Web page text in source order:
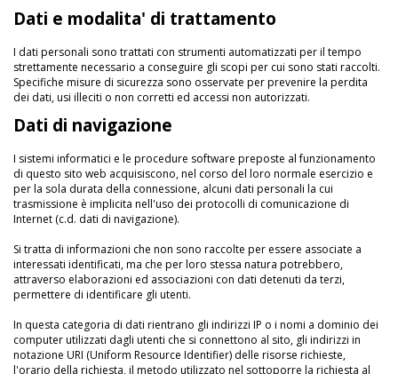
Dati e modalita' di trattamento
I dati personali sono trattati con strumenti automatizzati per il tempo
strettamente necessario a conseguire gli scopi per cui sono stati raccolti.
Specifiche misure di sicurezza sono osservate per prevenire la perdita
dei dati, usi illeciti o non corretti ed accessi non autorizzati.
Dati di navigazione
I sistemi informatici e le procedure software preposte al funzionamento
di questo sito web acquisiscono, nel corso del loro normale esercizio e
per la sola durata della connessione, alcuni dati personali la cui
trasmissione è implicita nell'uso dei protocolli di comunicazione di
Internet (c.d. dati di navigazione).
Si tratta di informazioni che non sono raccolte per essere associate a
interessati identificati, ma che per loro stessa natura potrebbero,
attraverso elaborazioni ed associazioni con dati detenuti da terzi,
permettere di identificare gli utenti.
In questa categoria di dati rientrano gli indirizzi IP o i nomi a dominio dei
computer utilizzati dagli utenti che si connettono al sito, gli indirizzi in
notazione URI (Uniform Resource Identifier) delle risorse richieste,
l'orario della richiesta, il metodo utilizzato nel sottoporre la richiesta al